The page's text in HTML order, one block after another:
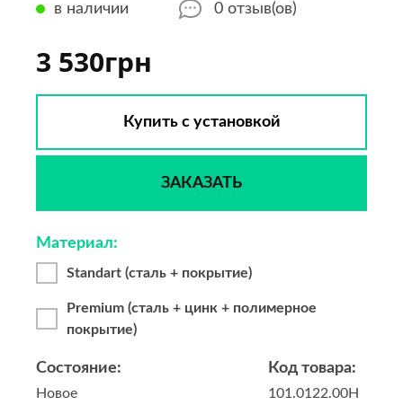
3 530грн
Купить с установкой
ЗАКАЗАТЬ
в наличии 0 отзыв(ов)
Код товара:
101.0122.00H
Состояние:
Новое
Материал:
Standart (сталь + покрытие)
Premium (сталь + цинк + полимерное
покрытие)